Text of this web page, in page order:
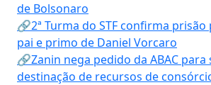
de Bolsonaro
🔗2ª Turma do STF confirma
pai e primo de Daniel Vorcaro
🔗Zanin nega pedido da ABAC
destinação de recursos de